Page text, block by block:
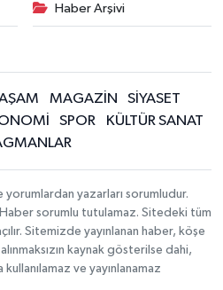
Haber Arşivi
MAGAZİN
SİYASET
SPOR
KÜLTÜR SANAT
yorumlardan yazarları sorumludur.
Haber sorumlu tutulamaz. Sitedeki tüm
Sitemizde yayınlanan haber, köşe
kaynak gösterilse dahi,
ve yayınlanamaz